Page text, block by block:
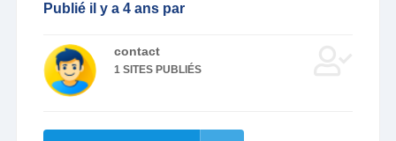
Publié il y a 4 ans par
contact
1 SITES PUBLIÉS